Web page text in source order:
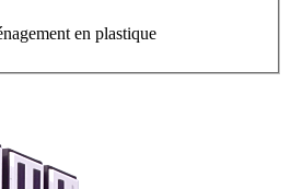
en plastique